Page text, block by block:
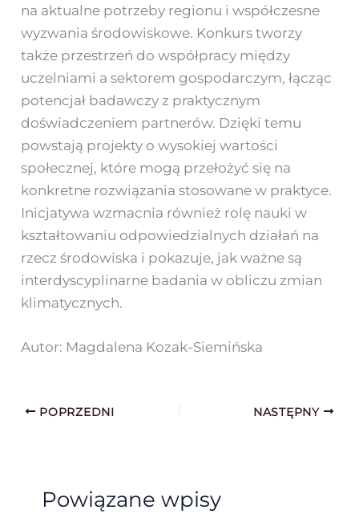
na aktualne potrzeby regionu i współczesne
wyzwania środowiskowe. Konkurs tworzy
także przestrzeń do współpracy między
uczelniami a sektorem gospodarczym, łącząc
potencjał badawczy z praktycznym
doświadczeniem partnerów. Dzięki temu
powstają projekty o wysokiej wartości
społecznej, które mogą przełożyć się na
konkretne rozwiązania stosowane w praktyce.
Inicjatywa wzmacnia również rolę nauki w
kształtowaniu odpowiedzialnych działań na
rzecz środowiska i pokazuje, jak ważne są
interdyscyplinarne badania w obliczu zmian
klimatycznych.
Autor: Magdalena Kozak-Siemińska
POPRZEDNI NASTĘPNY
Powiązane wpisy